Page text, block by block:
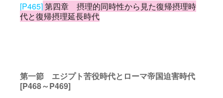
[P465]第四章 摂理的同時性から見た復帰摂理時
代と復帰摂理延長時代
第一節 エジプト苦役時代とローマ帝国迫害時代
[P468～P469]